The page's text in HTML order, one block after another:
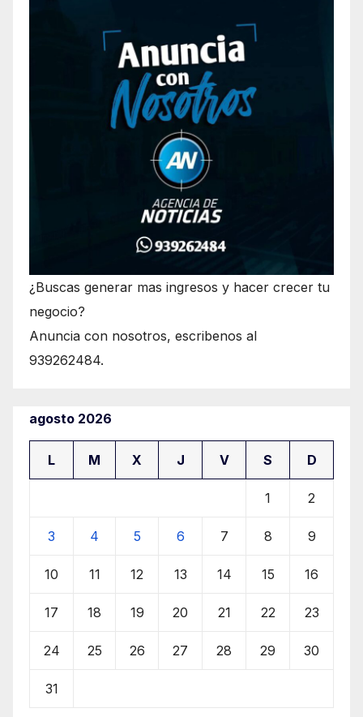
¿Buscas generar mas ingresos y hacer crecer tu
negocio?
Anuncia con nosotros, escribenos al
939262484.
agosto 2026
L M X J V S D
1 2
3 4 5 6 7 8 9
10 11 12 13 14 15 16
17 18 19 20 21 22 23
24 25 26 27 28 29 30
31